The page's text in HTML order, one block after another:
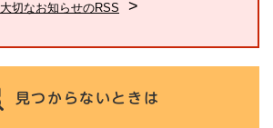
大切なお知らせのRSS
見つからないときは